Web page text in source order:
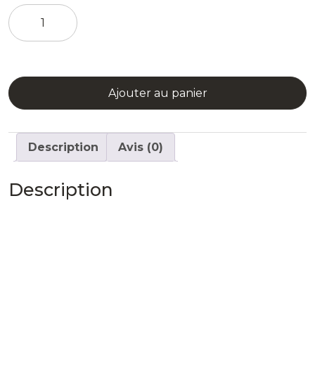
quantité
de
Sirop
Ajouter au panier
Description Avis (0)
Description